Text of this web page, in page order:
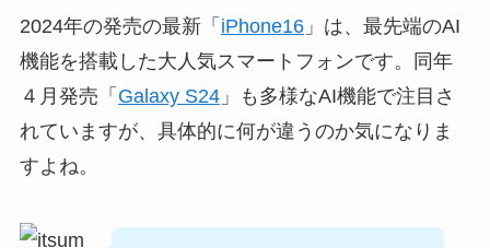
2024年の発売の最新「 iPhone16」は、最先端のAI
機能を搭載した大人気スマートフォンです。同年
４月発売「 Galaxy S24」も多様なAI機能で注目さ
れていますが、具体的に何が違うのか気になりま
すよね。